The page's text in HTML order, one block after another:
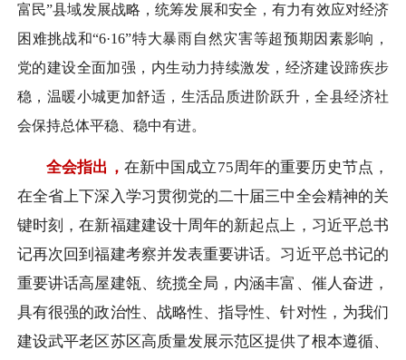
富民”县域发展战略，统筹发展和安全，有力有效应对经济
困难挑战和“6·16”特大暴雨自然灾害等超预期因素影响，
党的建设全面加强，内生动力持续激发，经济建设蹄疾步
稳，温暖小城更加舒适，生活品质进阶跃升，全县经济社
会保持总体平稳、稳中有进。
全会指出， 在新中国成立75周年的重要历史节点，
在全省上下深入学习贯彻党的二十届三中全会精神的关
键时刻，在新福建建设十周年的新起点上，习近平总书
记再次回到福建考察并发表重要讲话。习近平总书记的
重要讲话高屋建瓴、统揽全局，内涵丰富、催人奋进，
具有很强的政治性、战略性、指导性、针对性，为我们
建设武平老区苏区高质量发展示范区提供了根本遵循、